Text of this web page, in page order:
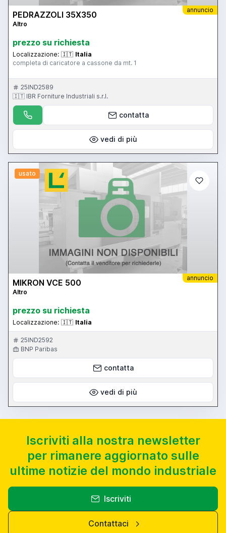
annuncio
PEDRAZZOLI 35X350
Altro
prezzo su richiesta
Localizzazione: 🇮🇹 Italia
completa di caricatore a cassone da mt. 1
25IND2589
🇮🇹 IBR Forniture Industriali s.r.l.
contatta
vedi di più
usato
annuncio
MIKRON VCE 500
Altro
prezzo su richiesta
Localizzazione: 🇮🇹 Italia
25IND2592
BNP Paribas
contatta
vedi di più
Iscriviti alla nostra newsletter
per rimanere aggiornato sulle
ultime notizie del mondo industriale
Iscriviti
Contattaci